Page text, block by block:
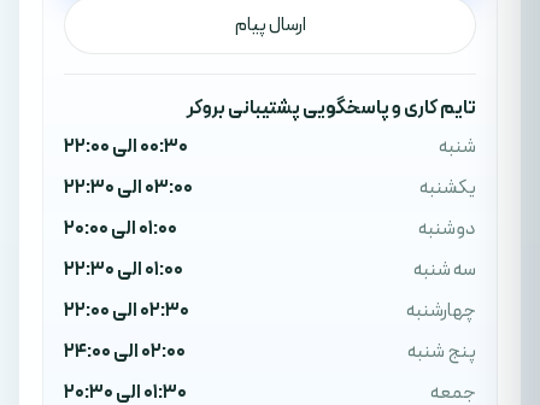
ارسال پیام
تایم کاری و پاسخگویی پشتیبانی بروکر
شنبه
00:30 الی 22:00
یکشنبه
03:00 الی 22:30
دوشنبه
01:00 الی 20:00
سه شنبه
01:00 الی 22:30
چهارشنبه
02:30 الی 22:00
پنج شنبه
02:00 الی 24:00
جمعه
01:30 الی 20:30